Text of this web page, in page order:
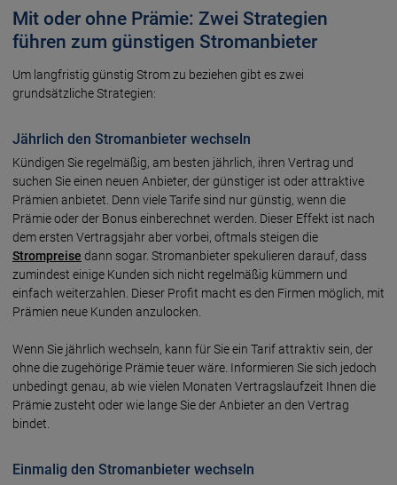
Mit oder ohne Prämie: Zwei Strategien
führen zum günstigen Stromanbieter
Um langfristig günstig Strom zu beziehen gibt es zwei
grundsätzliche Strategien:
Jährlich den Stromanbieter wechseln
Kündigen Sie regelmäßig, am besten jährlich, ihren Vertrag und
suchen Sie einen neuen Anbieter, der günstiger ist oder attraktive
Prämien anbietet. Denn viele Tarife sind nur günstig, wenn die
Prämie oder der Bonus einberechnet werden. Dieser Effekt ist nach
dem ersten Vertragsjahr aber vorbei, oftmals steigen die
Strompreise dann sogar. Stromanbieter spekulieren darauf, dass
zumindest einige Kunden sich nicht regelmäßig kümmern und
einfach weiterzahlen. Dieser Profit macht es den Firmen möglich, mit
Prämien neue Kunden anzulocken.
Wenn Sie jährlich wechseln, kann für Sie ein Tarif attraktiv sein, der
ohne die zugehörige Prämie teuer wäre. Informieren Sie sich jedoch
unbedingt genau, ab wie vielen Monaten Vertragslaufzeit Ihnen die
Prämie zusteht oder wie lange Sie der Anbieter an den Vertrag
bindet.
Einmalig den Stromanbieter wechseln